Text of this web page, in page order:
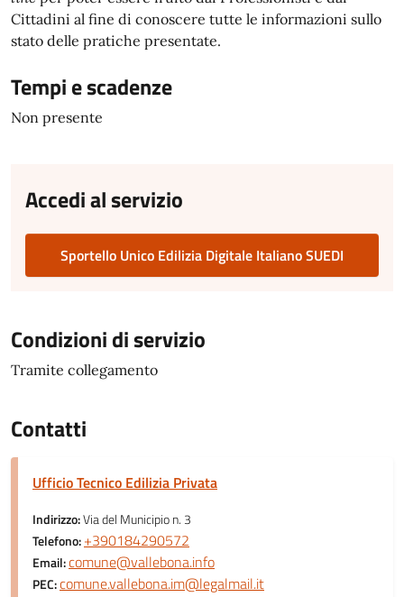
Cittadini al fine di conoscere tutte le informazioni sullo
stato delle pratiche presentate.
Tempi e scadenze
Non presente
Accedi al servizio
Sportello Unico Edilizia Digitale Italiano SUEDI
Condizioni di servizio
Tramite collegamento
Contatti
Ufficio Tecnico Edilizia Privata
Indirizzo:Via del Municipio n. 3
Telefono:+390184290572
Email:comune@vallebona.info
PEC:comune.vallebona.im@legalmail.it